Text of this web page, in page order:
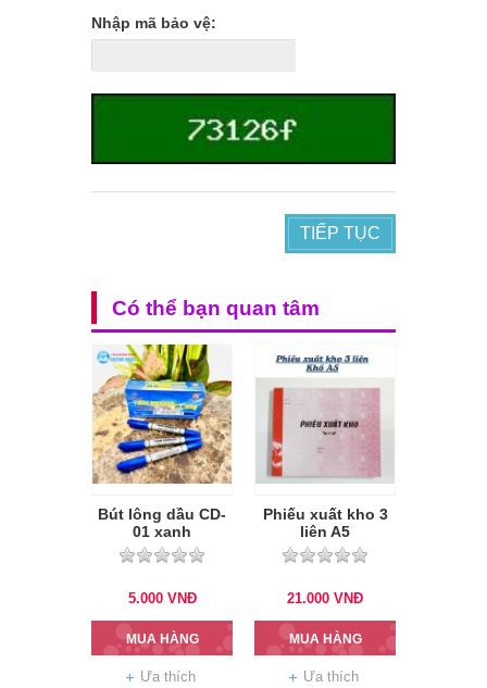
Nhập mã bảo vệ:
TIẾP TỤC
Có thể bạn quan tâm
Bút lông dầu CD-
01 xanh
5.000 VNĐ
MUA HÀNG
Ưa thích
Phiếu xuất kho 3
liên A5
21.000 VNĐ
MUA HÀNG
Ưa thích